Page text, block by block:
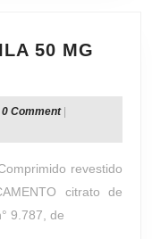
50 MG
0 Comment
revestido
citrato de
9.787, de